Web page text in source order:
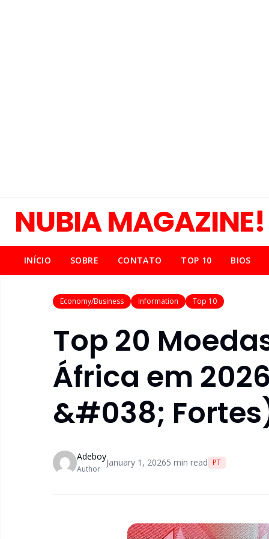
NUBIA MAGAZINE!
INÍCIO SOBRE CONTATO TOP 10 BIOS
Economy/Business Information Top 10
Top 20
África em
&#038;
Adeboy
Author
January 1, 20265 min read PT